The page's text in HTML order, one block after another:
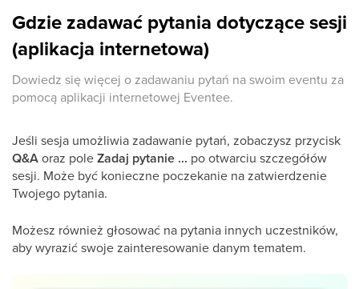
Gdzie zadawać pytania dotyczące sesji
(aplikacja internetowa)
Dowiedz się więcej o zadawaniu pytań na swoim eventu za
pomocą aplikacji internetowej Eventee.
Jeśli sesja umożliwia zadawanie pytań, zobaczysz przycisk
Q&Aoraz poleZadaj pytanie ... po otwarciu szczegółów
sesji. Może być konieczne poczekanie na zatwierdzenie
Twojego pytania.
Możesz również głosować na pytania innych uczestników,
aby wyrazić swoje zainteresowanie danym tematem.